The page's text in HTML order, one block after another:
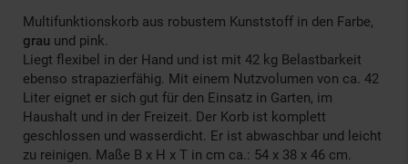
Multifunktionskorb aus robustem Kunststoff in den Farbe,
grau und pink.
Liegt flexibel in der Hand und ist mit 42 kg Belastbarkeit
ebenso strapazierfähig. Mit einem Nutzvolumen von ca. 42
Liter eignet er sich gut für den Einsatz in Garten, im
Haushalt und in der Freizeit. Der Korb ist komplett
geschlossen und wasserdicht. Er ist abwaschbar und leicht
zu reinigen. Maße B x H x T in cm ca.: 54 x 38 x 46 cm.